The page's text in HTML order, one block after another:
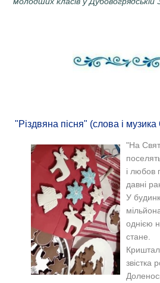
"Різдвяна пісня" (слова і
"На
і любов
давні
У
однією
стане.
звістка